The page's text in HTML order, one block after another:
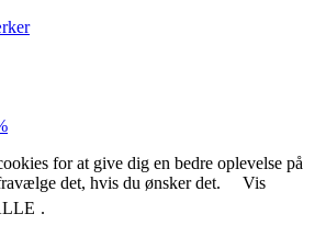
for at give dig en bedre oplevelse på
det, hvis du ønsker det.
Vis
.